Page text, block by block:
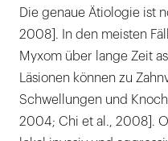
Die genaue Ätiologie ist
2008]. In den meisten
Myxom über lange Zeit
Läsionen können zu
Schwellungen und
2004; Chi et al., 2008].